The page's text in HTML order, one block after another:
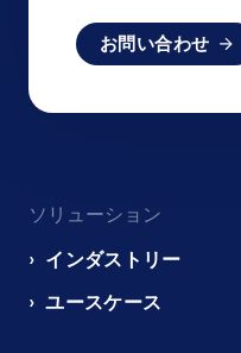
お問い合わせ
navigation
EN
ソリューション
インダストリー
ユースケース